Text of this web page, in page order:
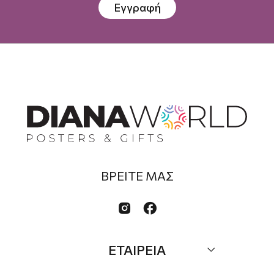
Εγγραφή
ΒΡΕΙΤΕ ΜΑΣ
 
ΕΤΑΙΡΕΙΑ